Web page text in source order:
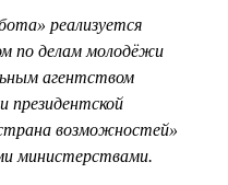
реализуется
по делам молодёжи
агентством
президентской
возможностей»
министерствами.